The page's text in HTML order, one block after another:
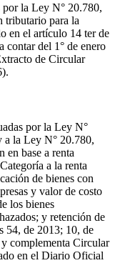
por la Ley N° 20.780,
tributario para la
en el artículo 14 ter de
contar del 1° de enero
de Circular
por la Ley N°
a la Ley N° 20.780,
en base a renta
a la renta
de bienes con
y valor de costo
los bienes
y retención de
54, de 2013; 10, de
complementa Circular
en el Diario Oficial